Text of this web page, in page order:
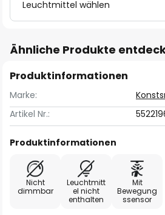
Leuchtmittel wählen
Ähnliche Produkte
Produktinformationen
Marke:
Artikel Nr.:
Produktinformationen
Nicht
dimmbar
Leuchtmitt
el nicht
enthalten
Mit
Bewegung
ssensor